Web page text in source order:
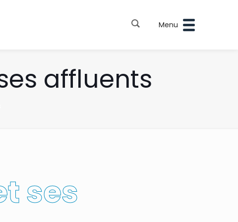
Menu
affluents
ses